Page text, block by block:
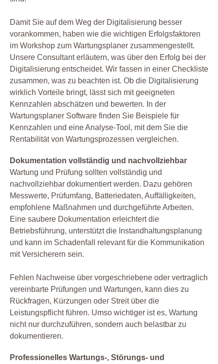
Damit Sie auf dem Weg der Digitalisierung besser
vorankommen, haben wie die wichtigen Erfolgsfaktoren
im Workshop zum Wartungsplaner zusammengestellt.
Unsere Consultant erläutern, was über den Erfolg bei der
Digitalisierung entscheidet. Wir fassen in einer Checkliste
zusammen, was zu beachten ist. Ob die Digitalisierung
wirklich Vorteile bringt, lässt sich mit geeigneten
Kennzahlen abschätzen und bewerten. In der
Wartungsplaner Software finden Sie Beispiele für
Kennzahlen und eine Analyse-Tool, mit dem Sie die
Rentabilität von Wartungsprozessen vergleichen.
Dokumentation vollständig und nachvollziehbar
Wartung und Prüfung sollten vollständig und
nachvollziehbar dokumentiert werden. Dazu gehören
Messwerte, Prüfumfang, Batteriedaten, Auffälligkeiten,
empfohlene Maßnahmen und durchgeführte Arbeiten.
Eine saubere Dokumentation erleichtert die
Betriebsführung, unterstützt die Instandhaltungsplanung
und kann im Schadenfall relevant für die Kommunikation
mit Versicherern sein.
Fehlen Nachweise über vorgeschriebene oder vertraglich
vereinbarte Prüfungen und Wartungen, kann dies zu
Rückfragen, Kürzungen oder Streit über die
Leistungspflicht führen. Umso wichtiger ist es, Wartung
nicht nur durchzuführen, sondern auch belastbar zu
dokumentieren.
Professionelles Wartungs-, Störungs- und